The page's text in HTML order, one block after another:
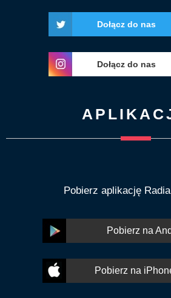
Dołącz do nas
Dołącz do nas
Pobierz aplikację
Pobierz na
Pobierz na